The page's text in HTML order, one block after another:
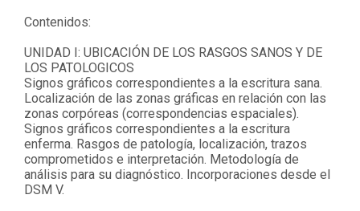
Contenidos:
UNIDAD I: UBICACIÓN DE LOS RASGOS SANOS Y DE
LOS PATOLOGICOS
Signos gráficos correspondientes a la escritura sana.
Localización de las zonas gráficas en relación con las
zonas corpóreas (correspondencias espaciales).
Signos gráficos correspondientes a la escritura
enferma. Rasgos de patología, localización, trazos
comprometidos e interpretación. Metodología de
análisis para su diagnóstico. Incorporaciones desde el
DSM V.